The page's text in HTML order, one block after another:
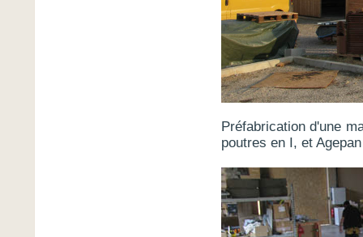
Préfabrication d'une
poutres en I, et